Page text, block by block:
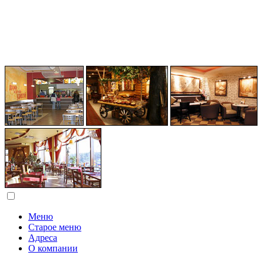
Меню
Старое меню
Адреса
О компании